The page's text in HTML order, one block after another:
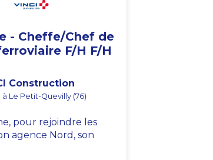
- Cheffe/Chef de
F/H F/H
Construction
à Le Petit-Quevilly (76)
pour rejoindre les
agence Nord, son